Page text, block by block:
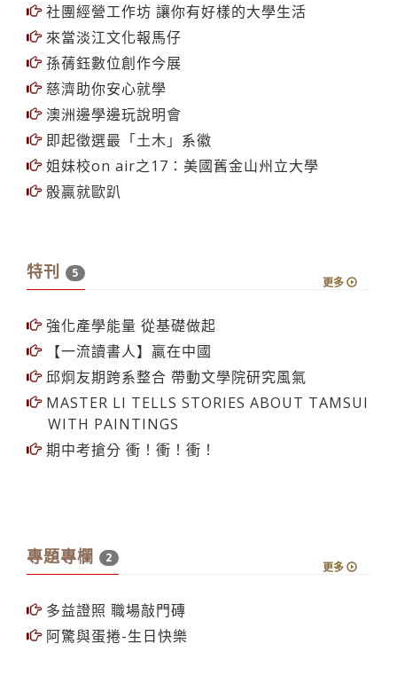
社團經營工作坊 讓你有好樣的大學生活
來當淡江文化報馬仔
孫蒨鈺數位創作今展
慈濟助你安心就學
澳洲邊學邊玩說明會
即起徵選最「土木」系徽
姐妹校on air之17：美國舊金山州立大學
骰贏就歐趴
特刊 5
更多
強化產學能量 從基礎做起
【一流讀書人】贏在中國
邱炯友期跨系整合 帶動文學院研究風氣
MASTER LI TELLS STORIES ABOUT TAMSUI
WITH PAINTINGS
期中考搶分 衝！衝！衝！
專題專欄 2
更多
多益證照 職場敲門磚
阿驚與蛋捲-生日快樂